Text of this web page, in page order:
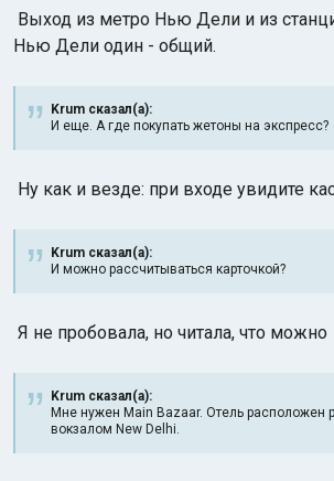
Выход из метро Нью Дели и из
Нью Дели один - общий.
Krum сказал(а):
И еще. А где покупать жетоны на экспресс?
Ну как и везде: при входе увидите
Krum сказал(а):
И можно рассчитываться карточкой?
Я не пробовала, но читала, что можно
Krum сказал(а):
Мне нужен Main Bazaar. Отель
вокзалом New Delhi.